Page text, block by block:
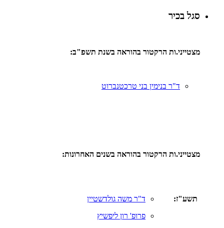
סגל בכיר
מצטייני.ות הרקטור בהוראה בשנת תשפ"ב:
ד"ר בנימין בני טרכטנברוט
מצטייני.ות הרקטור בהוראה בשנים האחרונות:
תשע"ז:
ד"ר משה גולדשטיין
פרופ' רון ליפשיץ